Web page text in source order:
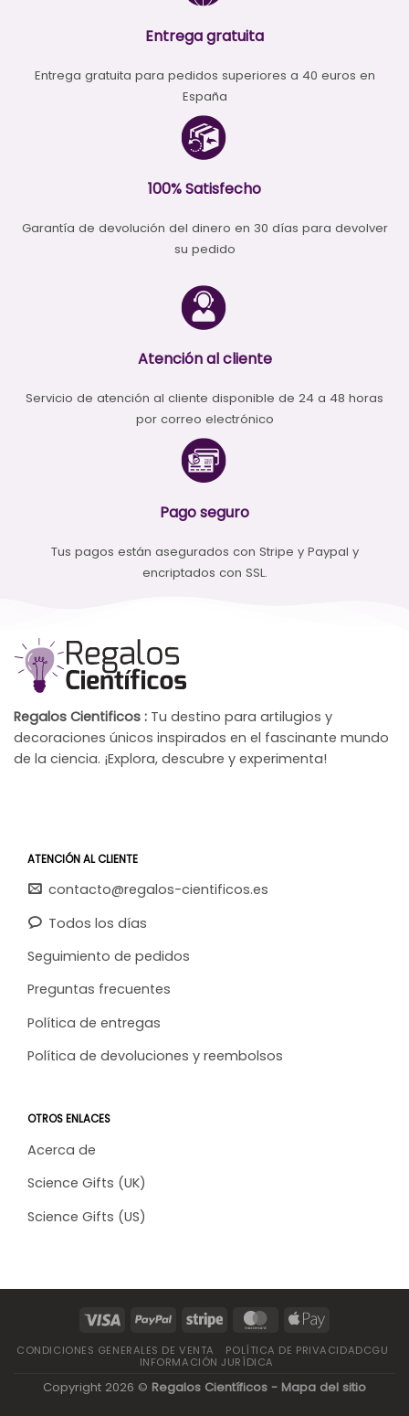
pueden
la
Entrega gratuita
Entrega gratuita para pedidos superiores a 40 euros en
España
100% Satisfecho
Garantía de devolución del dinero en 30 días para devolver
su pedido
Atención al cliente
Servicio de atención al cliente disponible de 24 a 48 horas
por correo electrónico
Pago seguro
Tus pagos están asegurados con Stripe y Paypal y
encriptados con SSL.
Regalos Cientificos : Tu destino para artilugios y
decoraciones únicos inspirados en el fascinante mundo
de la ciencia. ¡Explora, descubre y experimenta!
ATENCIÓN AL CLIENTE
contacto@regalos-cientificos.es
Todos los días
Seguimiento de pedidos
Preguntas frecuentes
Política de entregas
Política de devoluciones y reembolsos
OTROS ENLACES
Acerca de
Science Gifts (UK)
Science Gifts (US)
CONDICIONES GENERALES DE VENTA
POLÍTICA DE PRIVACIDADCGU
INFORMACIÓN JURÍDICA
Copyright 2026 © Regalos Científicos - Mapa del sitio